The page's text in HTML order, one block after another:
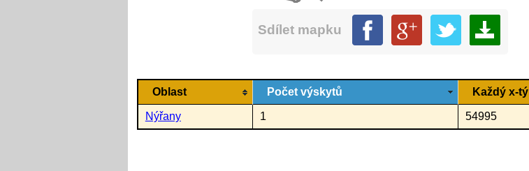
Sdílet mapku
Oblast Počet výskytů Každý x-tý
Nýřany 1 54995